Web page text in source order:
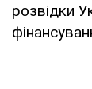
розвідки